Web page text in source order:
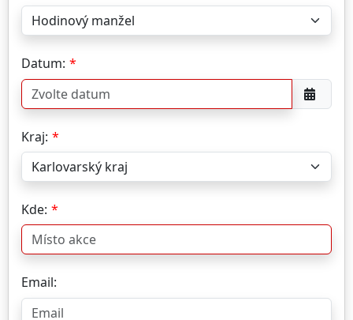
Datum:
Kraj:
Kde:
Email: